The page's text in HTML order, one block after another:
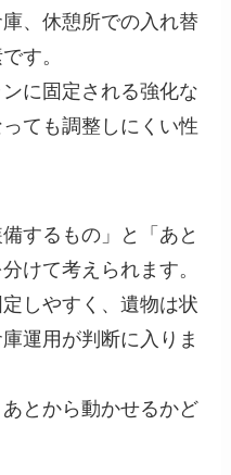
、休憩所での入れ替
す。
に固定される強化な
ても調整しにくい性
するもの」と「あと
けて考えられます。
しやすく、遺物は状
運用が判断に入りま
とから動かせるかど